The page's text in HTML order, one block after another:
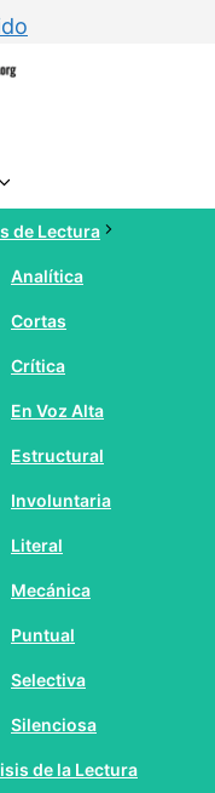
de Lectura
Analítica
Cortas
Crítica
En Voz Alta
Estructural
Involuntaria
Literal
Mecánica
Puntual
Selectiva
Silenciosa
de la Lectura